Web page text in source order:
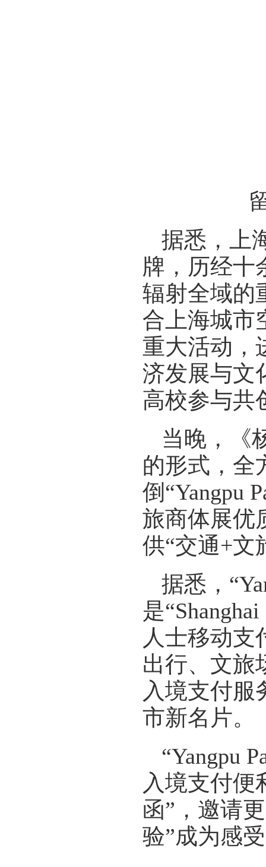
据悉，上
牌，历经十
辐射全域的
合上海城市
重大活动，
济发展与文
高校参与共
当晚，《
的形式，全
倒“Yangpu
旅商体展优
供“交通+文
据悉，
是
人士移动支
出行、文旅
入境支付服
市新名片。
“Yangpu
入境支付便
函”，邀请
验”成为感